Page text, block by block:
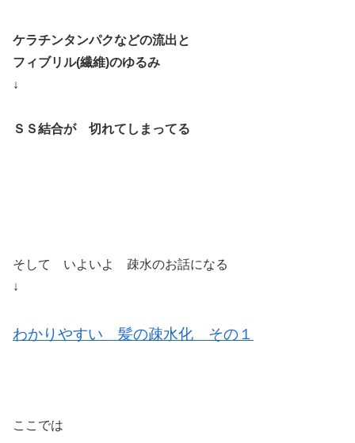
ケラチンタンパクなどの流出と
フィブリル(繊維)のゆるみ
↓
ＳＳ結合が 切れてしまってる
そして いよいよ 疎水のお話になる
↓
わかりやすい 髪の疎水化 その１
ここでは